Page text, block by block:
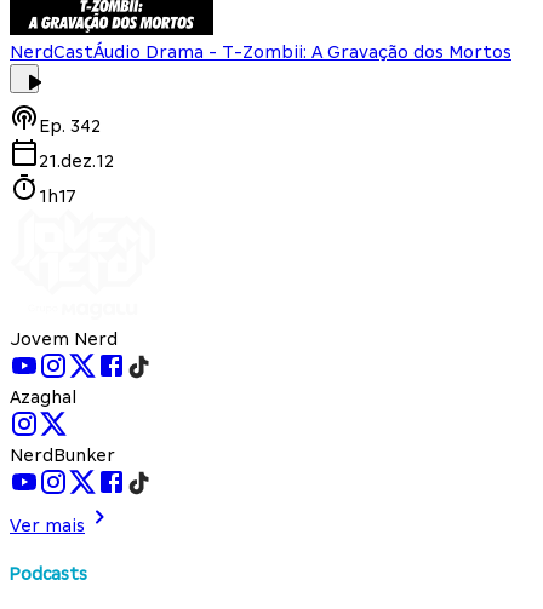
NerdCastÁudio Drama - T-Zombii: A Gravação dos Mortos
Ep. 342
21.dez.12
1h17
Jovem Nerd
Azaghal
NerdBunker
Ver mais
Podcasts